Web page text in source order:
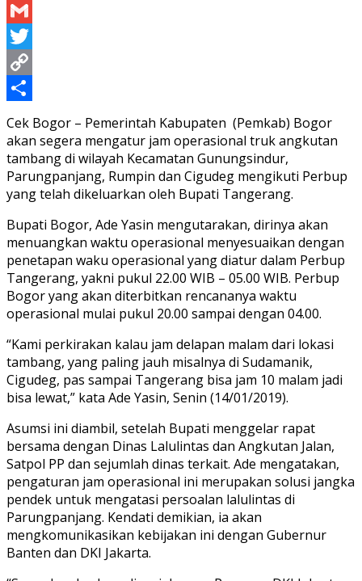
Line
Gmail
Twitter
Copy
Link
Share
Cek Bogor – Pemerintah Kabupaten (Pemkab) Bogor
akan segera mengatur jam operasional truk angkutan
tambang di wilayah Kecamatan Gunungsindur,
Parungpanjang, Rumpin dan Cigudeg mengikuti Perbup
yang telah dikeluarkan oleh Bupati Tangerang.
Bupati Bogor, Ade Yasin mengutarakan, dirinya akan
menuangkan waktu operasional menyesuaikan dengan
penetapan waku operasional yang diatur dalam Perbup
Tangerang, yakni pukul 22.00 WIB – 05.00 WIB. Perbup
Bogor yang akan diterbitkan rencananya waktu
operasional mulai pukul 20.00 sampai dengan 04.00.
“Kami perkirakan kalau jam delapan malam dari lokasi
tambang, yang paling jauh misalnya di Sudamanik,
Cigudeg, pas sampai Tangerang bisa jam 10 malam jadi
bisa lewat,” kata Ade Yasin, Senin (14/01/2019).
Asumsi ini diambil, setelah Bupati menggelar rapat
bersama dengan Dinas Lalulintas dan Angkutan Jalan,
Satpol PP dan sejumlah dinas terkait. Ade mengatakan,
pengaturan jam operasional ini merupakan solusi jangka
pendek untuk mengatasi persoalan lalulintas di
Parungpanjang. Kendati demikian, ia akan
mengkomunikasikan kebijakan ini dengan Gubernur
Banten dan DKI Jakarta.